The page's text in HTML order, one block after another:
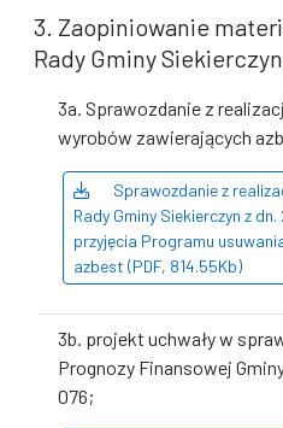
3. Zaopiniowanie
Rady Gminy
3a. Sprawozdanie z
wyrobów zawierających
Sprawozdanie z
Rady Gminy Siekierczyn z dn.
przyjęcia Programu
azbest (PDF, 814.55Kb)
3b. projekt uchwały w
Prognozy Finansowej
076;